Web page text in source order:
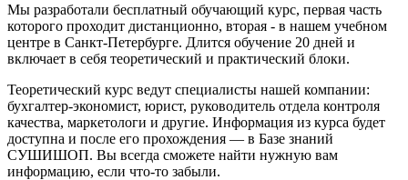
Мы разработали бесплатный обучающий курс, первая часть
которого проходит дистанционно, вторая - в нашем учебном
центре в Санкт-Петербурге. Длится обучение 20 дней и
включает в себя теоретический и практический блоки.
Теоретический курс ведут специалисты нашей компании:
бухгалтер-экономист, юрист, руководитель отдела контроля
качества, маркетологи и другие. Информация из курса будет
доступна и после его прохождения — в Базе знаний
СУШИШОП. Вы всегда сможете найти нужную вам
информацию, если что-то забыли.